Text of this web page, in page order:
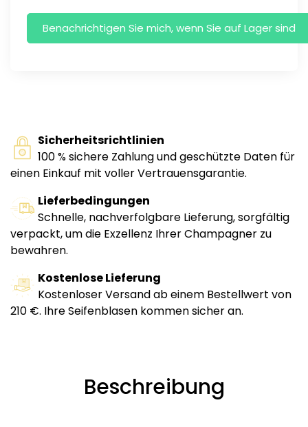
Sicherheitsrichtlinien
100 % sichere Zahlung und geschützte Daten für
einen Einkauf mit voller Vertrauensgarantie.
Lieferbedingungen
Schnelle, nachverfolgbare Lieferung, sorgfältig
verpackt, um die Exzellenz Ihrer Champagner zu
bewahren.
Kostenlose Lieferung
Kostenloser Versand ab einem Bestellwert von
210 €. Ihre Seifenblasen kommen sicher an.
Beschreibung